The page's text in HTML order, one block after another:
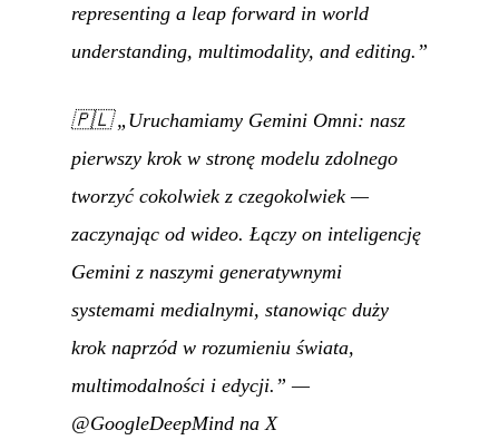
representing a leap forward in world
understanding, multimodality, and editing.”
🇵🇱„Uruchamiamy Gemini Omni: nasz
pierwszy krok w stronę modelu zdolnego
tworzyć cokolwiek z czegokolwiek —
zaczynając od wideo. Łączy on inteligencję
Gemini z naszymi generatywnymi
systemami medialnymi, stanowiąc duży
krok naprzód w rozumieniu świata,
multimodalności i edycji.” —
@GoogleDeepMind na X